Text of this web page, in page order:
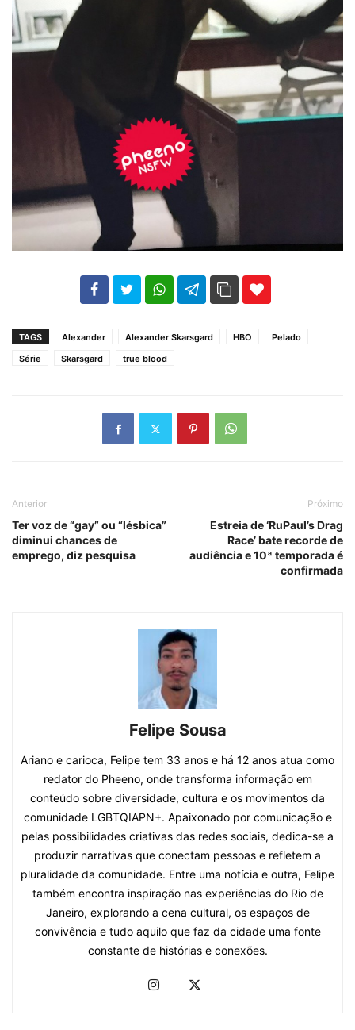
102 35
TAGS Alexander Alexander Skarsgard HBO
Pelado
Série
Skarsgard true blood
Anterior
Ter voz de “gay” ou “lésbica”
diminui chances de
emprego, diz pesquisa
Próximo
Estreia de ‘RuPaul’s Drag
Race’ bate recorde de
audiência e 10ª temporada é
confirmada
Felipe Sousa
Ariano e carioca, Felipe tem 33 anos e há 12 anos atua como
redator do Pheeno, onde transforma informação em
conteúdo sobre diversidade, cultura e os movimentos da
comunidade LGBTQIAPN+. Apaixonado por comunicação e
pelas possibilidades criativas das redes sociais, dedica-se a
produzir narrativas que conectam pessoas e refletem a
pluralidade da comunidade. Entre uma notícia e outra, Felipe
também encontra inspiração nas experiências do Rio de
Janeiro, explorando a cena cultural, os espaços de
convivência e tudo aquilo que faz da cidade uma fonte
constante de histórias e conexões.